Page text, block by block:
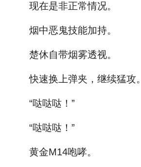
现在是非正常情况。
烟中恶鬼技能加持。
楚休自带烟雾透视。
快速换上弹夹，继续猛攻。
“哒哒哒！”
“哒哒哒！”
黄金M14咆哮。